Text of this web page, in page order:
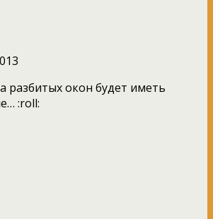
разбитых окон будет иметь
:roll: